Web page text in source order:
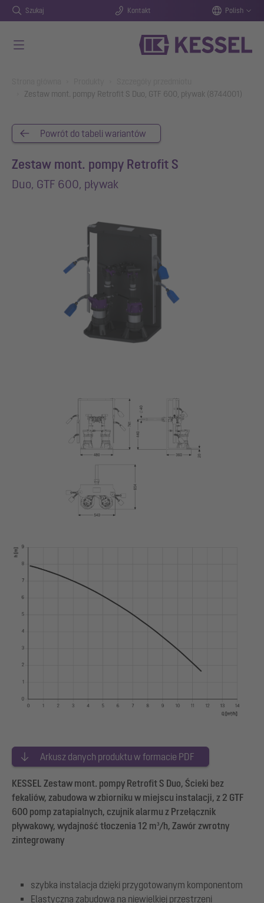
Szukaj Kontakt Polish
Zestaw mont. pompy Retrofit S Duo, GTF 600, pływak (8744001)
Powrót do tabeli wariantów
Zestaw mont. pompy Retrofit S
Duo, GTF 600, pływak
Arkusz danych produktu w formacie PDF
KESSEL Zestaw mont. pompy Retrofit S Duo, Ścieki bez
fekaliów, zabudowa w zbiorniku w miejscu instalacji, z 2 GTF
600 pomp zatapialnych, czujnik alarmu z Przełącznik
pływakowy, wydajność tłoczenia 12 m³/h, Zawór zwrotny
zintegrowany
szybka instalacja dzięki przygotowanym komponentom
Elastyczna zabudowa na niewielkiej przestrzeni